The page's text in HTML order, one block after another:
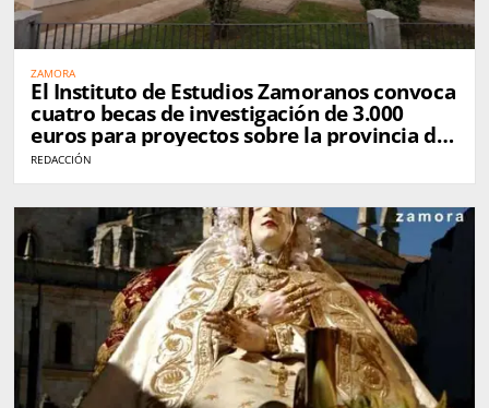
ZAMORA
El Instituto de Estudios Zamoranos convoca
cuatro becas de investigación de 3.000
euros para proyectos sobre la provincia de
Zamora
REDACCIÓN